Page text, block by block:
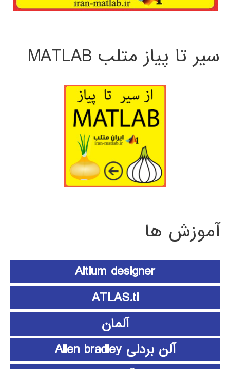
سیر تا پیاز متلب MATLAB
آموزش ها
Altium designer
ATLAS.ti
آلمان
آلن بردلی Allen bradley